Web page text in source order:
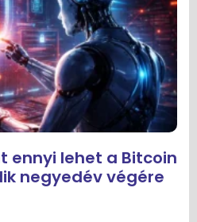
ennyi lehet a Bitcoin
negyedév végére